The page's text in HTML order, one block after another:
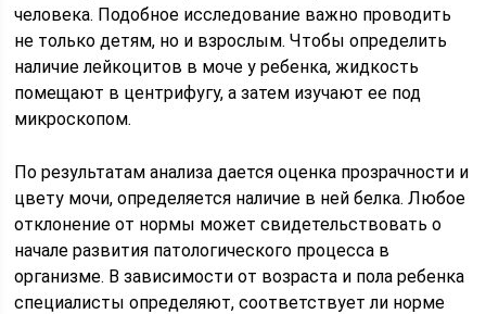
человека. Подобное исследование важно проводить
не только детям, но и взрослым. Чтобы определить
наличие лейкоцитов в моче у ребенка, жидкость
помещают в центрифугу, а затем изучают ее под
микроскопом.
По результатам анализа дается оценка прозрачности и
цвету мочи, определяется наличие в ней белка. Любое
отклонение от нормы может свидетельствовать о
начале развития патологического процесса в
организме. В зависимости от возраста и пола ребенка
специалисты определяют, соответствует ли норме